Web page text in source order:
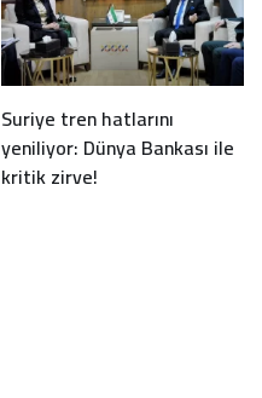
Suriye tren hatlarını
yeniliyor: Dünya Bankası ile
kritik zirve!